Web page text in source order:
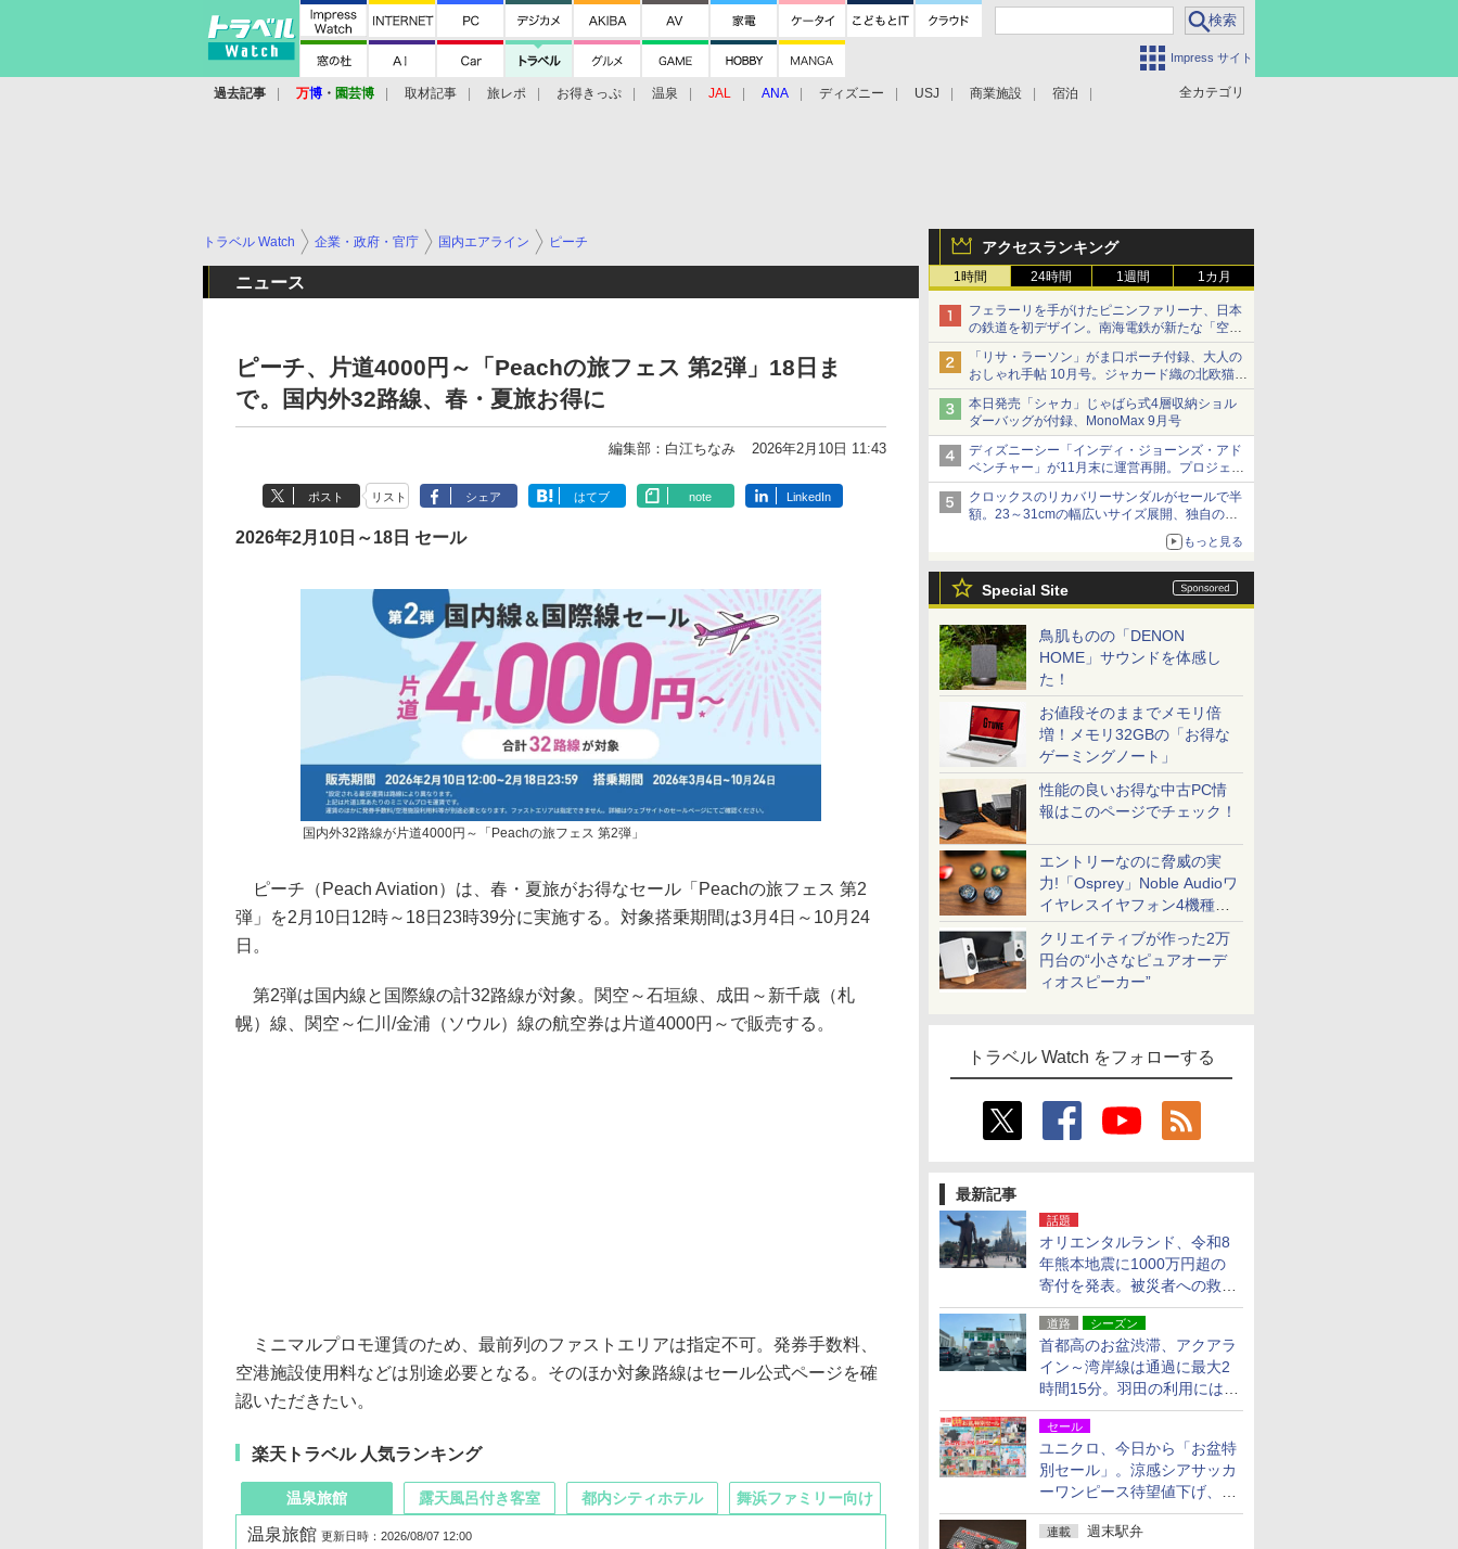
Impress サイト
全カテゴリ
過去記事 万博 ・ 園芸博 取材記事 旅レポ お得きっぷ 温泉 JAL ANA ディズニー USJ 商業施設 宿泊
アクセスランキング
1時間 24時間 1週間 1カ月
フェラーリを手がけたピニンファリーナ、日本
の鉄道を初デザイン。南海電鉄が新たな「空港
特急」をなにわ筋線へ導入
「リサ・ラーソン」がま口ポーチ付録、大人の
おしゃれ手帖 10月号。ジャカード織の北欧猫デ
ザイン
本日発売「シャカ」じゃばら式4層収納ショル
ダーバッグが付録、MonoMax 9月号
ディズニーシー「インディ・ジョーンズ・アド
ベンチャー」が11月末に運営再開。プロジェク
ションマッピングを追加、DPAは1500円
クロックスのリカバリーサンダルがセールで半
額。23～31cmの幅広いサイズ展開、独自のク
もっと見る
Special Site
鳥肌ものの「DENON
HOME」サウンドを体感し
た！
お値段そのままでメモリ倍
増！メモリ32GBの「お得な
ゲーミングノート」
性能の良いお得な中古PC情
報はこのページでチェック！
エントリーなのに脅威の実
力!「Osprey」Noble Audioワ
イヤレスイヤフォン4機種を
一気に聴く
クリエイティブが作った2万
円台の“小さなピュアオーデ
ィオスピーカー”
トラベル Watch をフォローする
最新記事
話題
オリエンタルランド、令和8
年熊本地震に1000万円超の
寄付を発表。被災者への救援
活動・復旧支援
道路 シーズン
首都高のお盆渋滞、アクアラ
イン～湾岸線は通過に最大2
時間15分。羽田の利用には
「空港西出口」の利用検討を
セール
ユニクロ、今日から「お盆特
別セール」。涼感シアサッカ
ーワンピース待望値下げ、撥
水ギアショーツは1990円に
連載 週末駅弁
トラベル Watch 企業・政府・官庁 国内エアライン ピーチ
ニュース
ピーチ、片道4000円～「Peachの旅フェス 第2弾」18日ま
で。国内外32路線、春・夏旅お得に
編集部：白江ちなみ 2026年2月10日 11:43
ポスト リスト シェア はてブ note LinkedIn
2026年2月10日～18日 セール
国内外32路線が片道4000円～「Peachの旅フェス 第2弾」
ピーチ（Peach Aviation）は、春・夏旅がお得なセール「Peachの旅フェス 第2
弾」を2月10日12時～18日23時39分に実施する。対象搭乗期間は3月4日～10月24
日。
第2弾は国内線と国際線の計32路線が対象。関空～石垣線、成田～新千歳（札
幌）線、関空～仁川/金浦（ソウル）線の航空券は片道4000円～で販売する。
ミニマルプロモ運賃のため、最前列のファストエリアは指定不可。発券手数料、
空港施設使用料などは別途必要となる。そのほか対象路線はセール公式ページを確
認いただきたい。
楽天トラベル 人気ランキング
温泉旅館
温泉旅館 更新日時：2026/08/07 12:00
露天風呂付き客室 都内シティホテル 舞浜ファミリー向け